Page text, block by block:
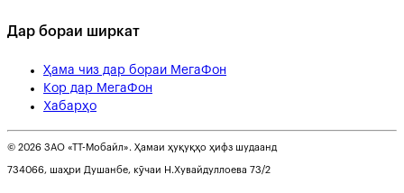
Дар бораи ширкат
Ҳама чиз дар бораи МегаФон
Кор дар МегаФон
Хабарҳо
© 2026 ЗАО «ТТ-Мобайл». Ҳамаи ҳуқуқҳо ҳифз шудаанд
734066, шаҳри Душанбе, кӯчаи Н.Хувайдуллоева 73/2